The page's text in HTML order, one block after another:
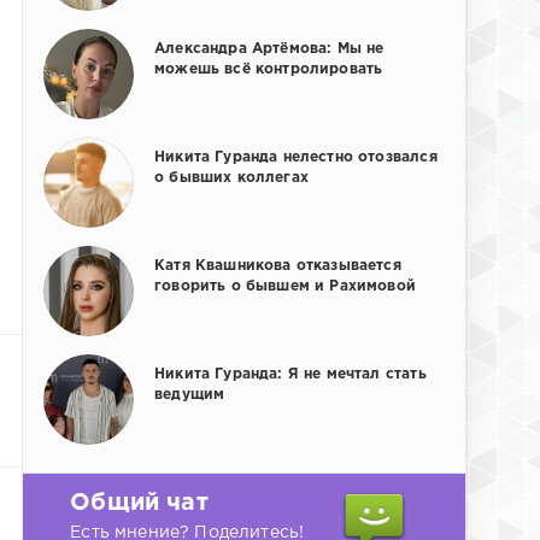
Александра Артёмова: Мы не
можешь всё контролировать
Никита Гуранда нелестно отозвался
о бывших коллегах
Катя Квашникова отказывается
говорить о бывшем и Рахимовой
Никита Гуранда: Я не мечтал стать
ведущим
Общий чат
Есть мнение? Поделитесь!